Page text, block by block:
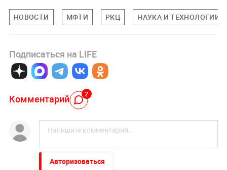
НОВОСТИ МФТИ РКЦ НАУКА И ТЕХНОЛОГИИ
Подписаться на LIFE
Комментарий 2
Авторизоваться